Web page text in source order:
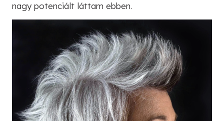
nagy potenciált láttam ebben.